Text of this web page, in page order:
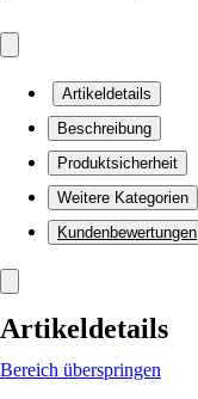
Artikeldetails
Beschreibung
Produktsicherheit
Weitere Kategorien
Kundenbewertungen
Artikeldetails
Bereich überspringen